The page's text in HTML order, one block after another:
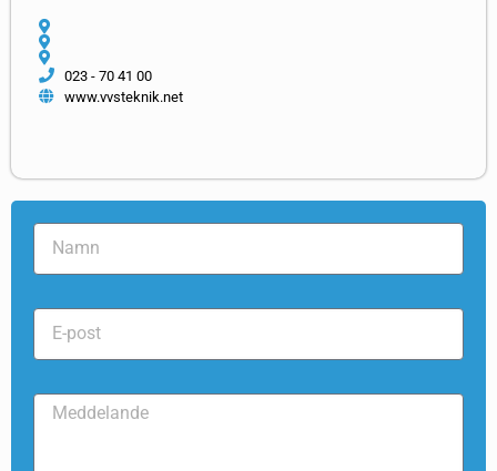
023 - 70 41 00
www.vvsteknik.net